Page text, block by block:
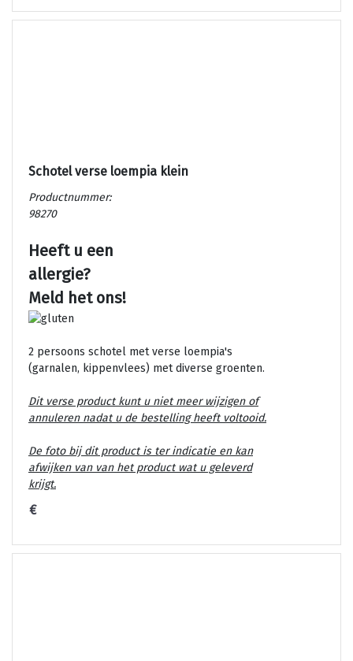
Schotel verse loempia klein
Productnummer:
98270
Heeft u een
allergie?
Meld het ons!
2 persoons schotel met verse loempia's
(garnalen, kippenvlees) met diverse groenten.
Dit verse product kunt u niet meer wijzigen of
annuleren nadat u de bestelling heeft voltooid.
De foto bij dit product is ter indicatie en kan
afwijken van van het product wat u geleverd
krijgt.
€